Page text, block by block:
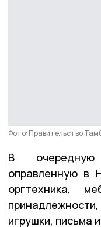
Фото: Правительство
В очередную
оправленную в
оргтехника,
игрушки, письма